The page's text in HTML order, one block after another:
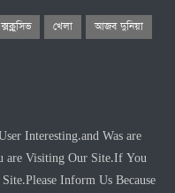
খেলা আজব দুনিয়া
Interesting.and Was are
are Visiting Our Site.If You
Inform Us Because